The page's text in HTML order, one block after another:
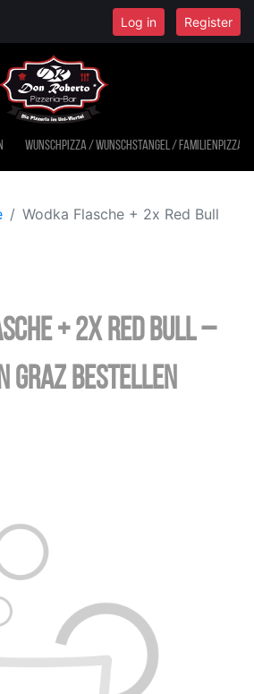
Log in Register
Wunschpizza / Wunschstangel / Familienpizza
Wodka Flasche + 2x Red Bull
+ 2x Red Bull –
Graz bestellen